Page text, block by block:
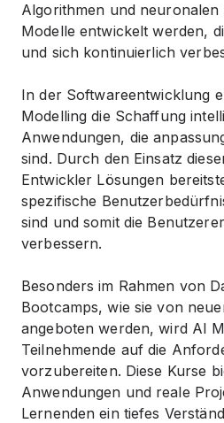
Algorithmen und
Modelle entwickelt werden,
und sich kontinuierlich
In der Softwareentwicklung
Modelling die Schaffung
Anwendungen, die
sind. Durch den Einsatz
Entwickler Lösungen
spezifische
sind und somit die
verbessern.
Besonders im Rahmen von
Bootcamps, wie sie von
angeboten werden, wird AI
Teilnehmende auf die
vorzubereiten. Diese Kurse
Anwendungen und reale
Lernenden ein tiefes